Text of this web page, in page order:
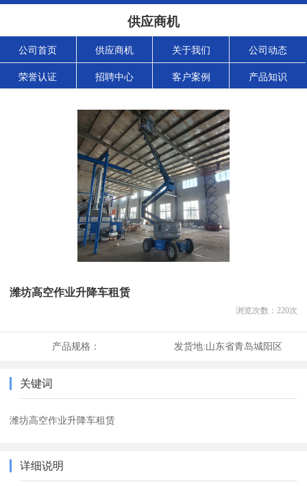
供应商机
公司首页 供应商机 关于我们 公司动态
荣誉认证 招聘中心 客户案例 产品知识
潍坊高空作业升降车租赁
浏览次数： 220次
产品规格： 发货地:山东省青岛城阳区
关键词
潍坊高空作业升降车租赁
详细说明